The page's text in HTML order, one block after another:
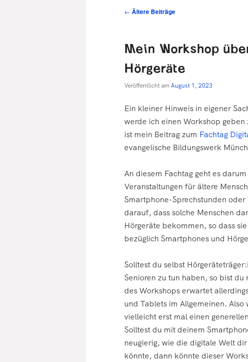
Beitragsnavigation
← Ältere Beiträge
Mein Workshop
Hörgeräte
Veröffentlicht amAugust 1, 2023
Ein kleiner Hinweis in eigener
werde ich einen Workshop
ist mein Beitrag zum Fachtag
evangelische Bildungswerk
An diesem Fachtag geht es
Veranstaltungen für ältere
Smartphone-Sprechstunden
darauf, dass solche Menschen
Hörgeräte bekommen, so dass
bezüglich Smartphones und
Solltest du selbst
Senioren zu tun haben, so bist
des Workshops erwartet
und Tablets im Allgemeinen.
vielleicht erst mal einen
Solltest du mit deinem
neugierig, wie die digitale Welt
könnte, dann könnte dieser